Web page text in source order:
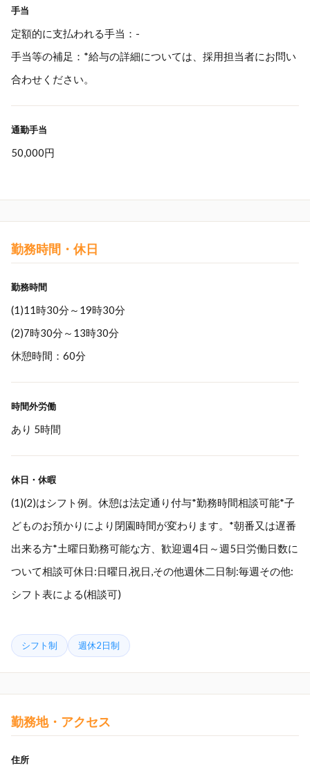
手当
定額的に支払われる手当：-
手当等の補足：*給与の詳細については、採用担当者にお問い
合わせください。
通勤手当
50,000円
勤務時間・休日
勤務時間
(1)11時30分～19時30分
(2)7時30分～13時30分
休憩時間：60分
時間外労働
あり 5時間
休日・休暇
(1)(2)はシフト例。休憩は法定通り付与*勤務時間相談可能*子
どものお預かりにより閉園時間が変わります。*朝番又は遅番
出来る方*土曜日勤務可能な方、歓迎週4日～週5日労働日数に
ついて相談可休日:日曜日,祝日,その他週休二日制:毎週その他:
シフト表による(相談可)
シフト制 週休2日制
勤務地・アクセス
住所